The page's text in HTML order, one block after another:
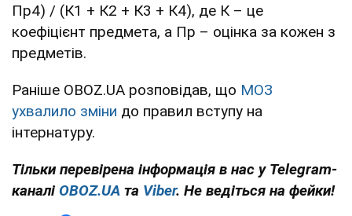
Пр4) / (К1 + К2 + К3 + К4), де К – це
коефіцієнт предмета, а Пр – оцінка за кожен з
предметів.
Раніше OBOZ.UA розповідав, що МОЗ
ухвалило зміни до правил вступу на
інтернатуру.
Тільки перевірена інформація в нас у Telegram-
каналі OBOZ.UA та Viber. Не ведіться на фейки!